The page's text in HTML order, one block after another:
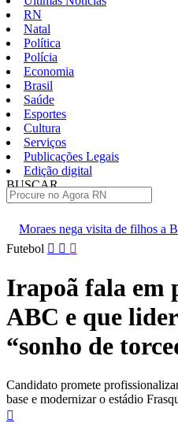
RN
Natal
Política
Polícia
Economia
Brasil
Saúde
Esportes
Cultura
Serviços
Publicações Legais
Edição digital
BUSCAR
de filhos a Bolsonaro no Dia dos
Pular
conteúdo
Futebol
Irapoã fala em
ABC e que
“sonho de
Candidato promete
base e modernizar o estádio